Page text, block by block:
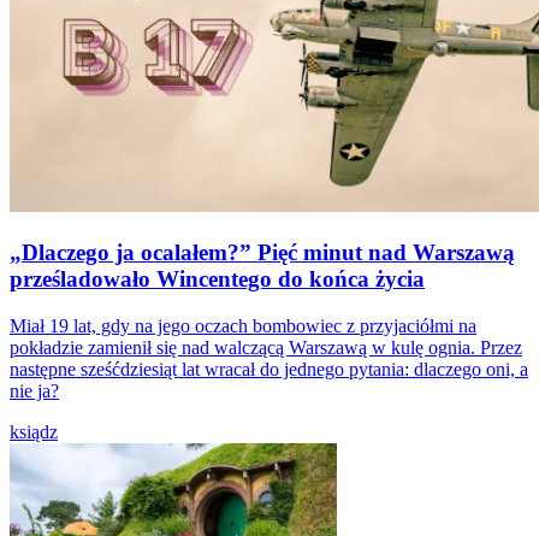
„Dlaczego ja ocalałem?” Pięć minut nad Warszawą
prześladowało Wincentego do końca życia
Miał 19 lat, gdy na jego oczach bombowiec z przyjaciółmi na
pokładzie zamienił się nad walczącą Warszawą w kulę ognia. Przez
następne sześćdziesiąt lat wracał do jednego pytania: dlaczego oni, a
nie ja?
ksiądz